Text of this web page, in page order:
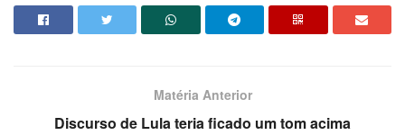
Matéria Anterior
Discurso de Lula teria ficado um tom acima